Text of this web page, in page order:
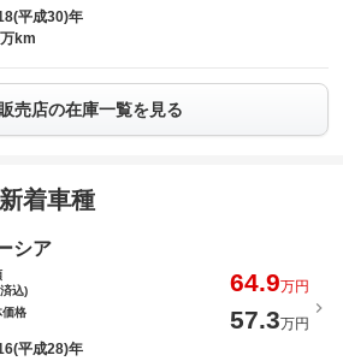
平成30)年
km
売店の在庫一覧を見る
着車種
シア
込)
64.9万円
価格
57.3万円
平成28)年